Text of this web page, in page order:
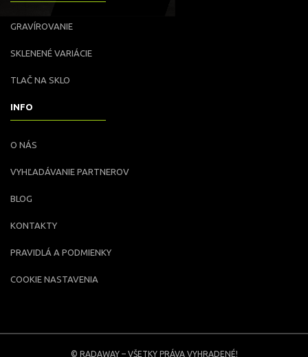
GRAVÍROVANIE
SKLENENÉ VARIÁCIE
TLAČ NA SKLO
INFO
O NÁS
VYHĽADÁVANIE PARTNEROV
BLOG
KONTAKTY
PRAVIDLÁ A PODMIENKY
COOKIE NASTAVENIA
© RADAWAY – VŠETKY PRÁVA VYHRADENÉ!